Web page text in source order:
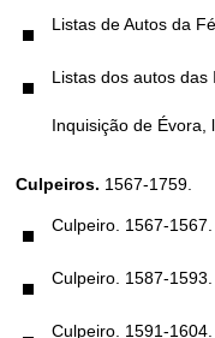
Listas de Autos da
Listas dos autos
Inquisição de Évora,
Culpeiros. 1567-1759.
Culpeiro. 1567-
Culpeiro. 1587-